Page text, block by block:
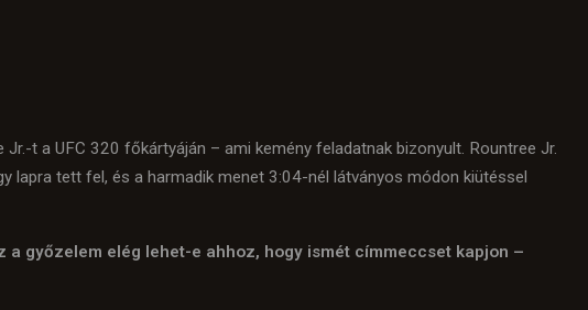
t a UFC 320 főkártyáján – ami kemény feladatnak bizonyult. Rountree Jr.
lapra tett fel, és a harmadik menet 3:04-nél látványos módon kiütéssel
a győzelem elég lehet-e ahhoz, hogy ismét címmeccset kapjon –